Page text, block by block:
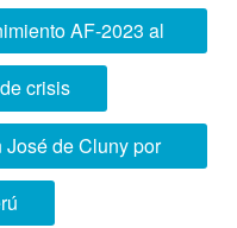
AF-2023 al
crisis
de Cluny por